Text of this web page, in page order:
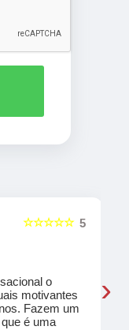
5
☆☆☆☆☆
o
motivantes
Fazem um
é uma
›